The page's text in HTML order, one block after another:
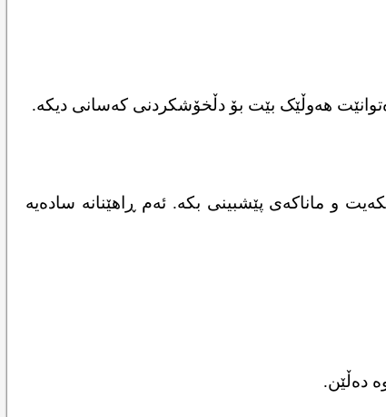
هەوڵێک بێت بۆ دڵخۆشکردنی کەسانی دیکە.
و ماناکەی پێشبینی بکە. ئەم ڕاهێنانە سادەیە